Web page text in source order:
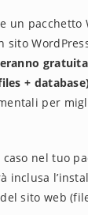
un pacchetto
sito
+
per
nel tuo
inclusa
sito web